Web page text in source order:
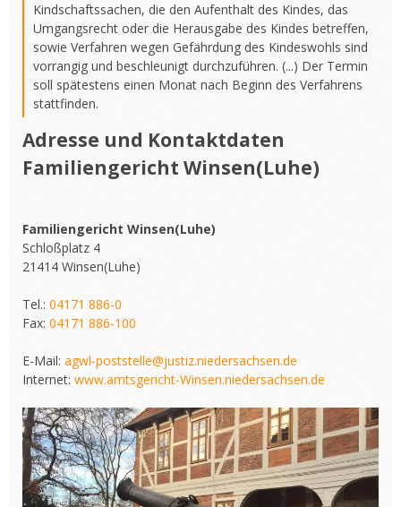
Kindschaftssachen, die den Aufenthalt des Kindes, das
Umgangsrecht oder die Herausgabe des Kindes betreffen,
sowie Verfahren wegen Gefährdung des Kindeswohls sind
vorrangig und beschleunigt durchzuführen. (...) Der Termin
soll spätestens einen Monat nach Beginn des Verfahrens
stattfinden.
Adresse und Kontaktdaten
Familiengericht Winsen(Luhe)
Familiengericht Winsen(Luhe)
Schloßplatz 4
21414 Winsen(Luhe)
Tel.: 04171 886-0
Fax: 04171 886-100
E-Mail: agwl-poststelle@justiz.niedersachsen.de
Internet: www.amtsgericht-Winsen.niedersachsen.de